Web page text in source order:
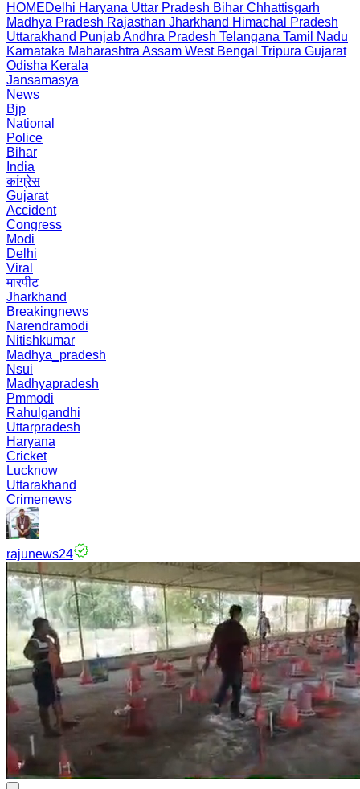
HOMEDelhi Haryana Uttar Pradesh Bihar Chhattisgarh
Madhya Pradesh Rajasthan Jharkhand Himachal Pradesh
Uttarakhand PunjabAndhra Pradesh Telangana Tamil Nadu
Karnataka Maharashtra Assam West Bengal Tripura Gujarat
Odisha Kerala
Jansamasya
News
Bjp
National
Police
Bihar
India
कांग्रेस
Gujarat
Accident
Congress
Modi
Delhi
Viral
मारपीट
Jharkhand
Breakingnews
Narendramodi
Nitishkumar
Madhya_pradesh
Nsui
Madhyapradesh
Pmmodi
Rahulgandhi
Uttarpradesh
Haryana
Cricket
Lucknow
Uttarakhand
Crimenews
rajunews24